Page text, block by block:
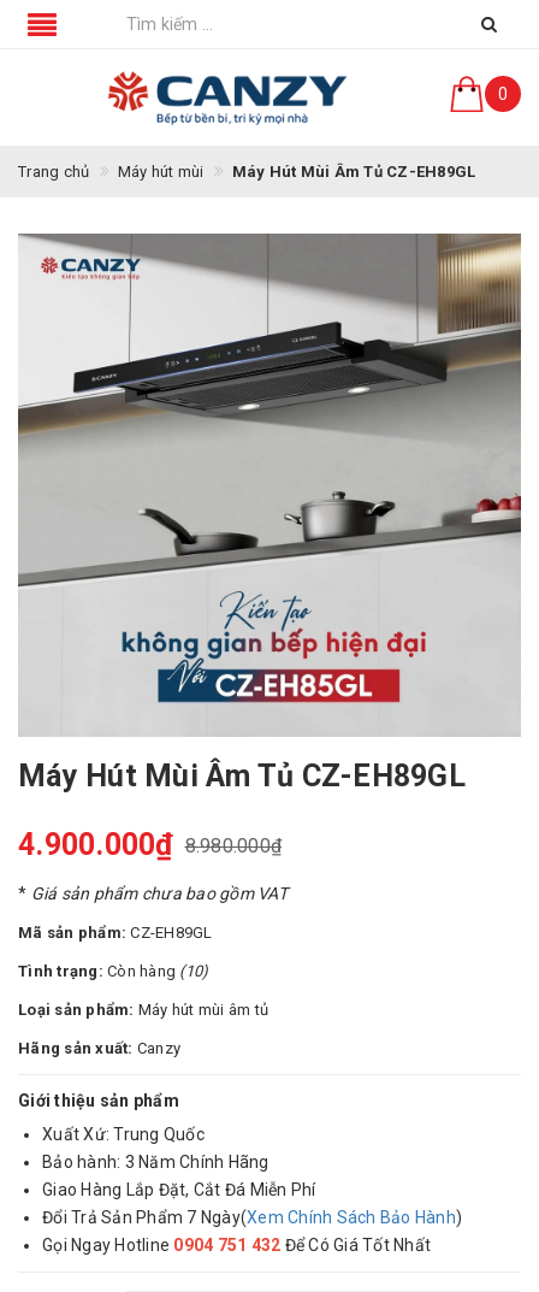
0
Trang chủ Máy hút mùi Máy Hút Mùi Âm Tủ CZ-EH89GL
Máy Hút Mùi Âm Tủ CZ-EH89GL
4.900.000₫ 8.980.000₫
* Giá sản phẩm chưa bao gồm VAT
Mã sản phẩm:CZ-EH89GL
Tình trạng: Còn hàng (10)
Loại sản phẩm: Máy hút mùi âm tủ
Hãng sản xuất: Canzy
Giới thiệu sản phẩm
Xuất Xứ: Trung Quốc
Bảo hành: 3 Năm Chính Hãng
Giao Hàng Lắp Đặt, Cắt Đá Miễn Phí
Đổi Trả Sản Phẩm 7 Ngày(Xem Chính Sách Bảo Hành)
Gọi Ngay Hotline 0904 751 432 Để Có Giá Tốt Nhất